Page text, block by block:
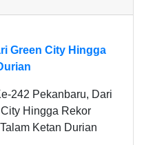
Green City Hingga
242 Pekanbaru, Dari
Hingga Rekor
Ketan Durian